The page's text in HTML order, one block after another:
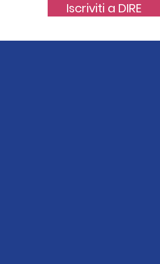
Iscriviti a DIRE